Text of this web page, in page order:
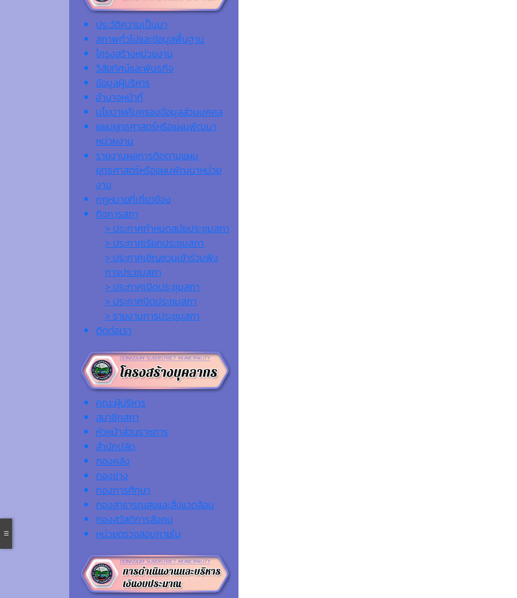
ประวัติความเป็นมา
สภาพทั่วไปและข้อมูลพื้นฐาน
โครงสร้างหน่วยงาน
วิสัยทัศน์และพันธกิจ
ข้อมูลผู้บริหาร
อำนาจหน้าที่
นโยบายคุ้มครองข้อมูลส่วนบุคคล
แผนยุทธศาสตร์หรือแผนพัฒนา
หน่วยงาน
รายงานผลการติดตามแผน
ยุทธศาสตร์หรือแผนพัฒนาหน่วย
งาน
กฎหมายที่เกี่ยวข้อง
กิจการสภา
> ประกาศกำหนดสมัยประชุมสภา
> ประกาศเรียกประชุมสภา
> ประกาศเชิญชวนเข้าร่วมฟัง
การประชุมสภา
> ประกาศเปิดประชุมสภา
> ประกาศปิดประชุมสภา
> รายงานการประชุมสภา
ติดต่อเรา
คณะผู้บริหาร
สมาชิกสภา
หัวหน้าส่วนราชการ
สำนักปลัด
กองคลัง
กองช่าง
กองการศึกษา
กองสาธารณสุขและสิ่งแวดล้อม
กองสวัสดิการสังคม
หน่วยตรวจสอบภายใน